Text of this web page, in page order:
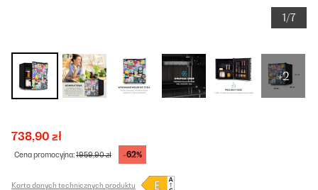
1/7
+2
738,90 zł
Cena promocyjna:1959,90 zł -62%
Karta danych technicznych produktu